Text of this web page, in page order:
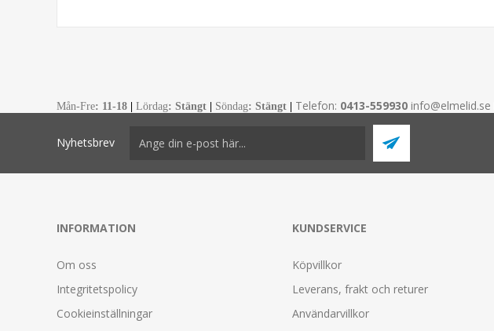
Mån-Fre: 11-18 | Lördag: Stängt | Söndag: Stängt | Telefon: 0413-559930 info@elmelid.se
Nyhetsbrev
INFORMATION
Om oss
Integritetspolicy
Cookieinställningar
KUNDSERVICE
Köpvillkor
Leverans, frakt och returer
Användarvillkor